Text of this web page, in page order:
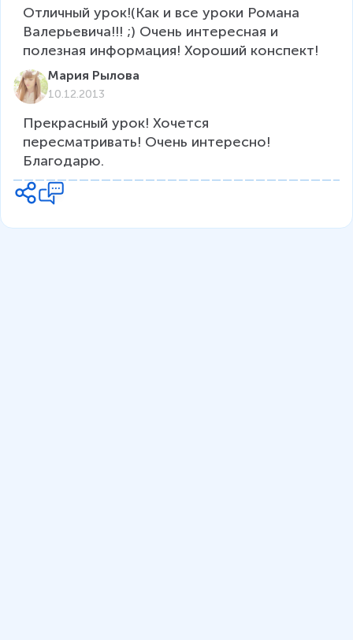
Отличный урок!(Как и все уроки Романа
Валерьевича!!! ;) Очень интересная и
полезная информация! Хороший конспект!
Мария Рылова
10.12.2013
Прекрасный урок! Хочется
пересматривать! Очень интересно!
Благодарю.